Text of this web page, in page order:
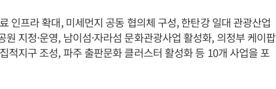
인프라 확대, 미세먼지 공동 협의체 구성, 한탄강 일대 관광산업
지정·운영, 남이섬·자라섬 문화관광사업 활성화, 의정부 케이팝
적지구 조성, 파주 출판문화 클러스터 활성화 등 10개 사업을 포